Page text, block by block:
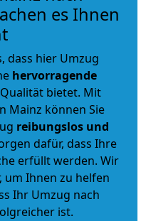
es Ihnen
dass hier Umzug
hervorragende
bietet. Mit
Mainz können Sie
reibungslos und
dafür, dass Ihre
erfüllt werden. Wir
um Ihnen zu helfen
Ihr Umzug nach
ist.